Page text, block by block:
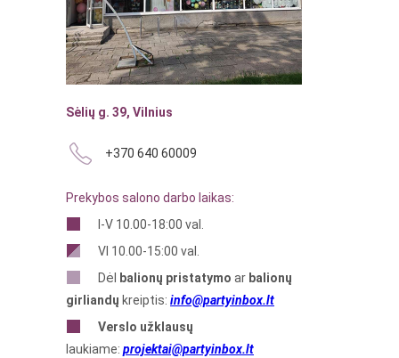
Sėlių g. 39, Vilnius
+370 640 60009
Prekybos salono darbo laikas:
I-V 10.00-18:00 val.
VI 10.00-15:00 val.
Dėl
balionų pristatymo ar balionų
girliandų kreiptis: info@partyinbox.lt
Verslo užklausų
laukiame: projektai@partyinbox.lt